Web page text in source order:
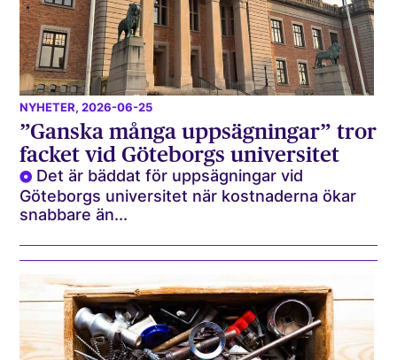
NYHETER, 2026-06-25
”Ganska många uppsägningar” tror
facket vid Göteborgs universitet
Det är bäddat för uppsägningar vid
Göteborgs universitet när kostnaderna ökar
snabbare än...